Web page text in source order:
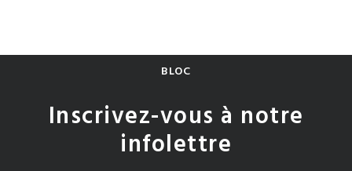
BLOC
Inscrivez-vous à notre
infolettre